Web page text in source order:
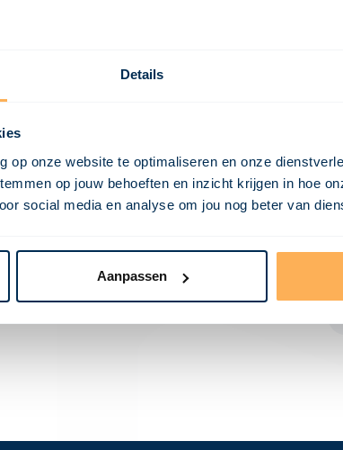
Details
op onze website te optimaliseren en onze
op jouw behoeften en inzicht krijgen in hoe
social media en analyse om jou nog beter van
Aanpassen
en heeft diverse taken,
te zorgen dat het ontwerp
Alleen degenen die zijn
worden erkend als officiële